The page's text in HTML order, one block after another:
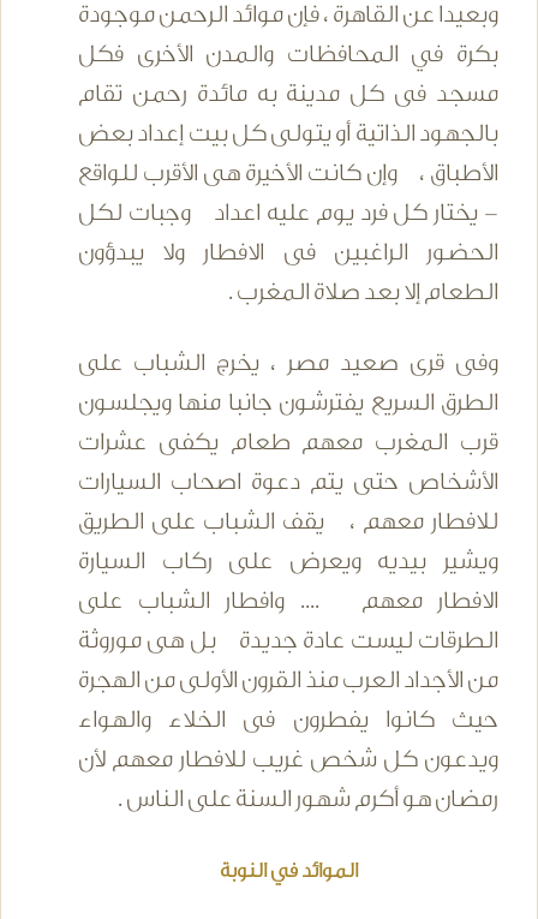
وبعيدا عن القاهرة ، فإن موائد الرحمن موجودة
بكرة في المحافظات والمدن الأخرى فكل
مسجد فى كل مدينة به مائدة رحمن تقام
بالجهود الذاتية أو يتولى كل بيت إعداد بعض
الأطباق ، وإن كانت الأخيرة هى الأقرب للواقع
- يختار كل فرد يوم عليه اعداد وجبات لكل
الحضور الراغبين فى الافطار ولا يبدؤون
الطعام إلا بعد صلاة المغرب .
وفى قرى صعيد مصر ، يخرج الشباب على
الطرق السريع يفترشون جانبا منها ويجلسون
قرب المغرب معهم طعام يكفى عشرات
الأشخاص حتى يتم دعوة اصحاب السيارات
للافطار معهم ، يقف الشباب على الطريق
ويشير بيديه ويعرض على ركاب السيارة
الافطار معهم .... وافطار الشباب على
الطرقات ليست عادة جديدة بل هى موروثة
من الأجداد العرب منذ القرون الأولى من الهجرة
حيث كانوا يفطرون فى الخلاء والهواء
ويدعون كل شخص غريب للافطار معهم لأن
رمضان هو أكرم شهور السنة على الناس .
الموائد في النوبة